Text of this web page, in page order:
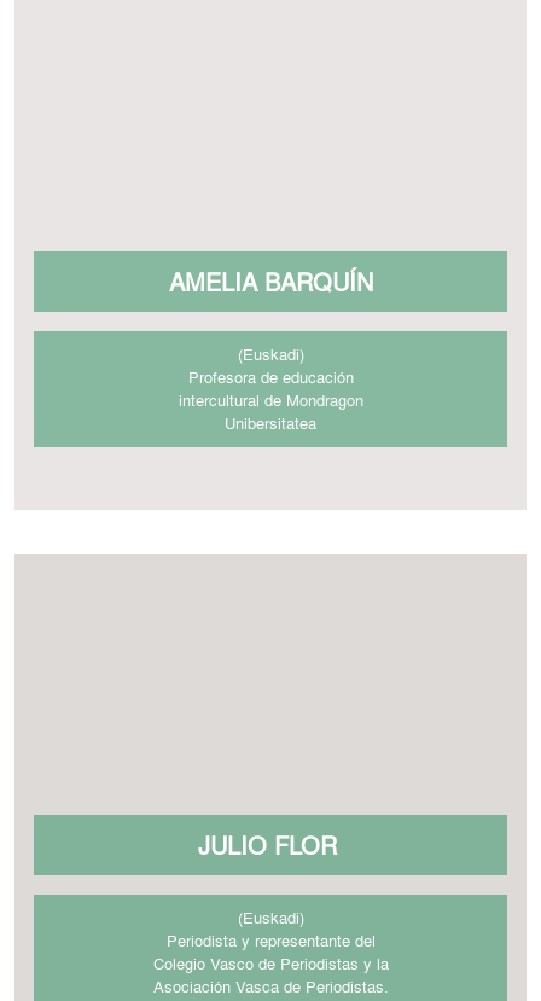
AMELIA BARQUÍN
(Euskadi)
Profesora de educación
intercultural de Mondragon
Unibersitatea
JULIO FLOR
(Euskadi)
Periodista y representante del
Colegio Vasco de Periodistas y la
Asociación Vasca de Periodistas.